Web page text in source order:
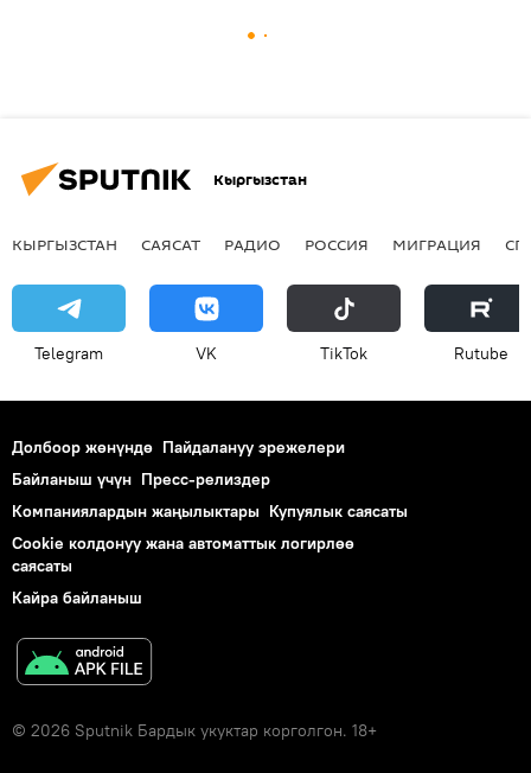
Кыргызстан
КЫРГЫЗСТАН САЯСАТ РАДИО РОССИЯ МИГРАЦИЯ
Telegram VK ТikТоk Rutube
Долбоор жөнүндө Пайдалануу эрежелери
Байланыш үчүн Пресс-релиздер
Компаниялардын жаңылыктары Купуялык саясаты
Cookie колдонуу жана автоматтык логирлөө
саясаты
Кайра байланыш
© 2026 Sputnik Бардык укуктар корголгон. 18+